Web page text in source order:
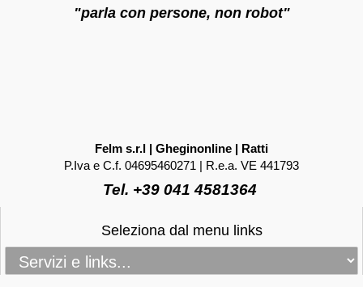
"parla con persone, non robot"
Felm s.r.l | Gheginonline | Ratti
P.Iva e C.f. 04695460271 | R.e.a. VE 441793
Tel. +39 041 4581364
Seleziona dal menu links